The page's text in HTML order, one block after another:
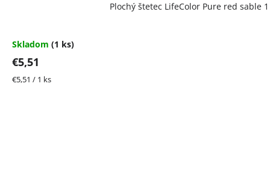
Plochý štetec LifeColor Pure red sable 1
Skladom (1 ks)
€5,51
Jednotková
€5,51 / 1 ks